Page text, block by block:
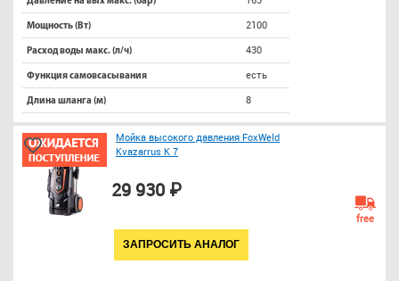
Мощность (Вт) 2100
Расход воды макс. (л/ч) 430
Функция самовсасывания есть
Длина шланга (м) 8
Мойка высокого давления FoxWeld
Kvazarrus K 7
29 930 ₽
ЗАПРОСИТЬ АНАЛОГ
free